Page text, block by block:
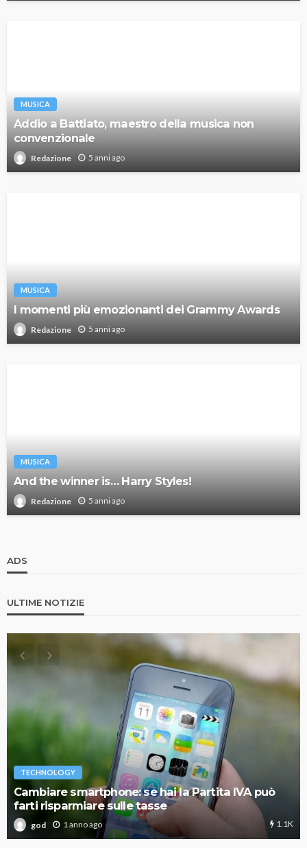
MUSICA
Addio a Battiato, maestro della musica non
convenzionale
Redazione 5 anni ago
MUSICA
I momenti più emozionanti dei Grammy Awards
Redazione 5 anni ago
MUSICA
And the winner is… Harry Styles!
Redazione 5 anni ago
ADS
ULTIME NOTIZIE
TECHNOLOGY
Cambiare smartphone: se hai la Partita IVA può
farti risparmiare sulle tasse
god 1 anno ago 1.1K